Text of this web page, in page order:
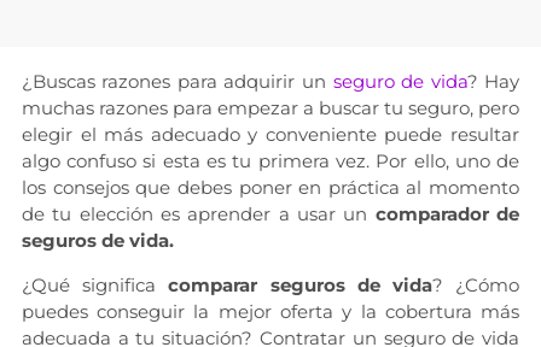
¿Buscas razones para adquirir un seguro de vida? Hay
muchas razones para empezar a buscar tu seguro, pero
elegir el más adecuado y conveniente puede resultar
algo confuso si esta es tu primera vez. Por ello, uno de
los consejos que debes poner en práctica al momento
de tu elección es aprender a usar un comparador de
seguros de vida.
¿Qué significacomparar seguros de vida? ¿Cómo
puedes conseguir la mejor oferta y la cobertura más
adecuada a tu situación? Contratar un seguro de vida